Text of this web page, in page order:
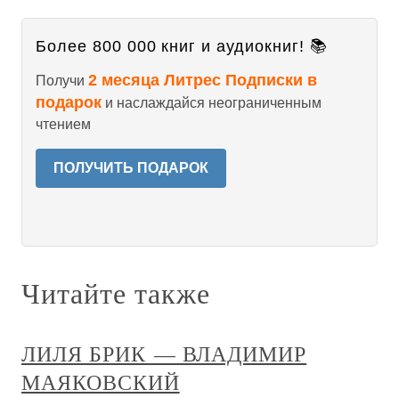
Более 800 000 книг и аудиокниг! 📚
Получи 2 месяца Литрес Подписки в
подарок и наслаждайся неограниченным
чтением
ПОЛУЧИТЬ ПОДАРОК
Читайте также
ЛИЛЯ БРИК — ВЛАДИМИР
МАЯКОВСКИЙ